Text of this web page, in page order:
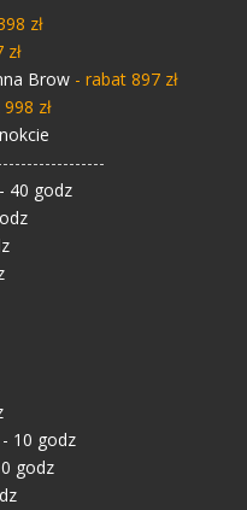
zł
zł
Brow - rabat 897 zł
zł
40 godz
10 godz
godz